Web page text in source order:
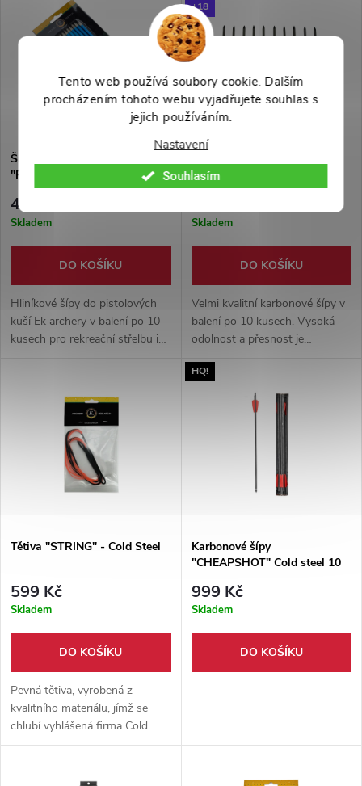
Tento web používá soubory cookie. Dalším
procházením tohoto webu vyjadřujete souhlas s
jejich používáním.
Nastavení
Souhlasím
Šípy do pistolové kuše
"PISTOL CROSSBOW BOLT"
balení 10ks
499 Kč
Skladem
DO KOŠÍKU
Hliníkové šípy do pistolových
kuší Ek archery v balení po 10
kusech pro rekreační střelbu i
+18
ADDER" 10 ks - ColdSteel
Skladem
DO KOŠÍKU
Velmi kvalitní karbonové šípy v
balení po 10 kusech. Vysoká
odolnost a přesnost je
Tětiva "STRING" - Cold Steel
599 Kč
Skladem
DO KOŠÍKU
Pevná tětiva, vyrobená z
kvalitního materiálu, jímž se
chlubí vyhlášená firma Cold
Steel. Tětiva je plně kompatibilní
rychlonabíjecí kuší Cobra a kuší
HQ!
Karbonové šípy
"CHEAPSHOT" Cold steel 10
999 Kč
Skladem
DO KOŠÍKU